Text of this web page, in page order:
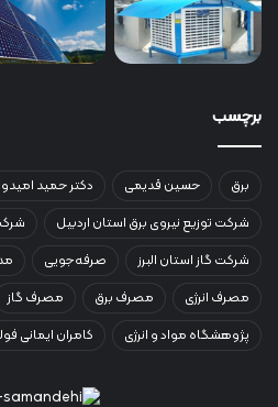
برچسب
برق حسین قدیمی دکتر حمید
شرکت توزیع نیروی برق استان اردبیل
شرکت گاز استان البرز
صرفه‌جویی
مصرف انرژی
مصرف برق مصرف گاز
پژوهشگاه مواد و انرژی
کامران ایمانی